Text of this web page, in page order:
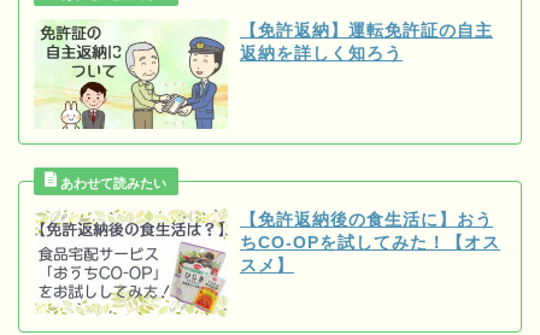
【免許返納】運転免許証の自主
返納を詳しく知ろう
【免許返納後の食生活に】おう
ちCO-OPを試してみた！【オス
スメ】